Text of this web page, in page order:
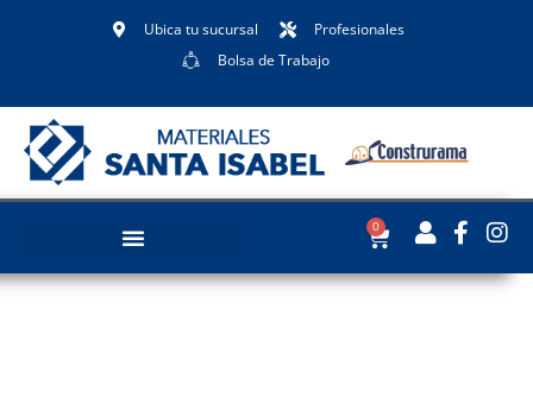
Ubica tu sucursal
Profesionales
Bolsa de Trabajo
0